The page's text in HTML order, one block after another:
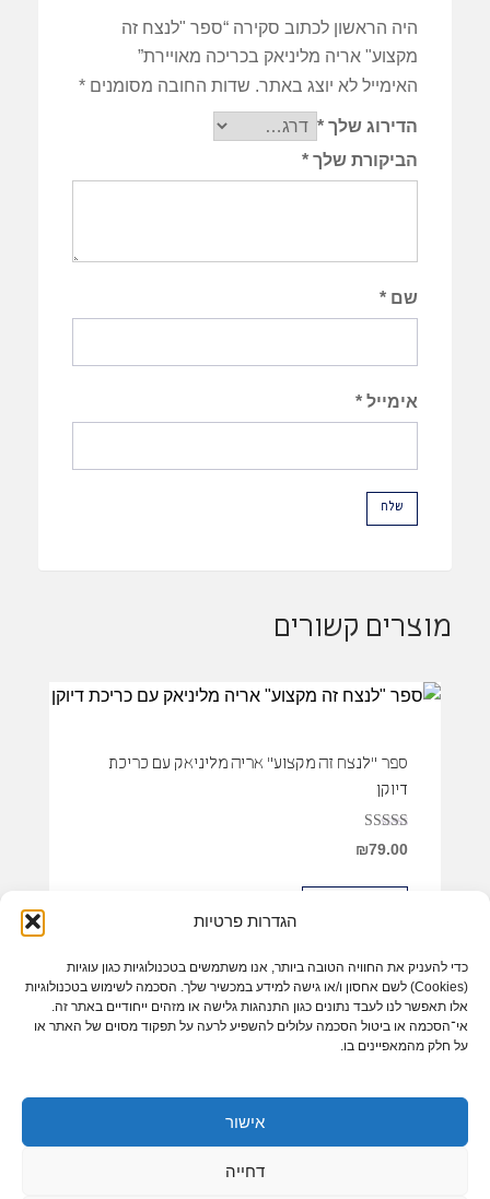
הגדרות פרטיות
כדי להעניק את החוויה הטובה ביותר, אנו משתמשים בטכנולוגיות כגון עוגיות
(Cookies) לשם אחסון ו/או גישה למידע במכשיר שלך. הסכמה לשימוש בטכנולוגיות
אלו תאפשר לנו לעבד נתונים כגון התנהגות גלישה או מזהים ייחודיים באתר זה.
אי־הסכמה או ביטול הסכמה עלולים להשפיע לרעה על תפקוד מסוים של האתר או
על חלק מהמאפיינים בו.
אישור
דחייה
היה הראשון לכתוב סקירה “ספר "לנצח זה
מקצוע" אריה מליניאק בכריכה מאויירת”
האימייל לא יוצג באתר. שדות החובה מסומנים *
הדירוג שלך *
הביקורת שלך *
שם *
אימייל *
מוצרים קשורים
ספר "לנצח זה מקצוע" אריה מליניאק עם כריכת
דיוקן
דורג
3.00
₪79.00
למוצר
זה
מספר
ניתן
המוצר
הצהרת נגישות